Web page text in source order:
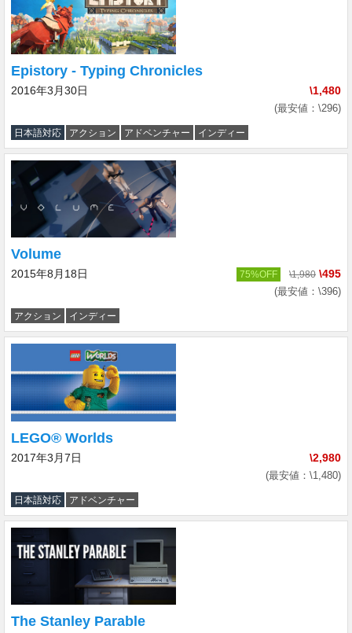
Epistory - Typing Chronicles
2016年3月30日 \1,480
(最安値：\296)
日本語対応 アクション アドベンチャー インディー
Volume
2015年8月18日 75%OFF \1,980 \495
(最安値：\396)
アクション インディー
LEGO® Worlds
2017年3月7日 \2,980
(最安値：\1,480)
日本語対応 アドベンチャー
The Stanley Parable